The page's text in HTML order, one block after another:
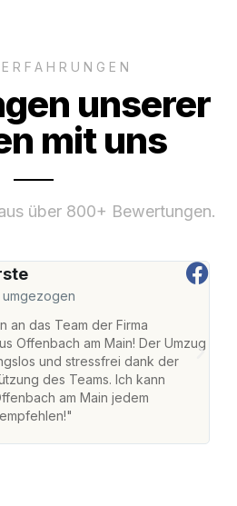
unserer
mit uns
über 800+ Bewertungen.
umgezogen
an das Team der Firma
Offenbach am Main! Der Umzug
und stressfrei dank der
des Teams. Ich kann
am Main jedem